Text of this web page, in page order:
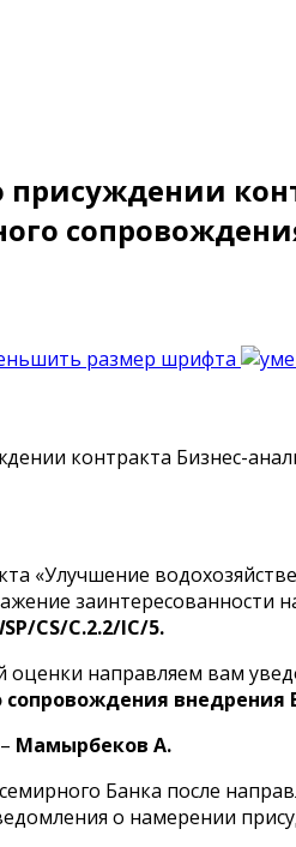
размер шрифта
«Улучшение
заинтересованности
CS/C.2.2/IC/5.
оценки направляем вам
сопровождения внедрения
Мамырбеков А.
Банка после
о намерении